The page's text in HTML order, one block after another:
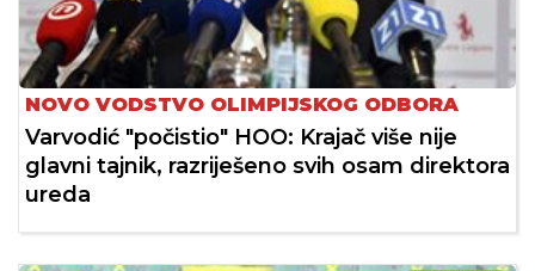
NOVO VODSTVO OLIMPIJSKOG ODBORA
Varvodić "počistio" HOO: Krajač više nije
glavni tajnik, razriješeno svih osam direktora
ureda